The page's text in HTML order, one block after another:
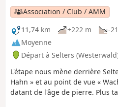
Association / Club / AMM
11,74 km
+222 m -
Moyenne
Départ à Selters
L'étape nous mène derrière
Hahn » et au point de vue «
datant de l'âge de pierre. Plus